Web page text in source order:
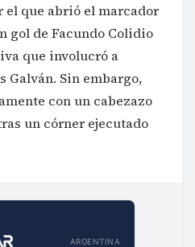
que abrió el marcador
gol de Facundo Colidio
que involucró a
Galván. Sin embargo,
con un cabezazo
un córner ejecutado
ARGENTINA